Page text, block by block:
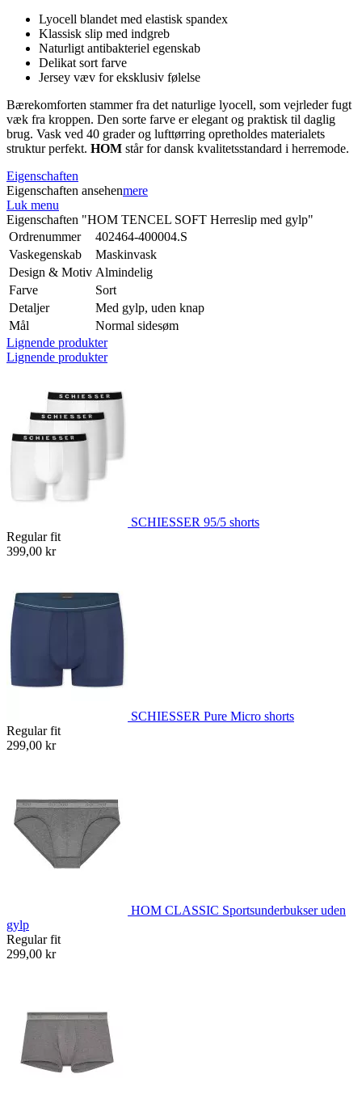
Lyocell blandet med elastisk spandex
Klassisk slip med indgreb
Naturligt antibakteriel egenskab
Delikat sort farve
Jersey væv for eksklusiv følelse
Bærekomforten stammer fra det naturlige lyocell, som vejrleder fugt
væk fra kroppen. Den sorte farve er elegant og praktisk til daglig
brug. Vask ved 40 grader og lufttørring opretholdes materialets
struktur perfekt. HOM står for dansk kvalitetsstandard i herremode.
Eigenschaften
Eigenschaften ansehenmere
Luk menu
Eigenschaften "HOM TENCEL SOFT Herreslip med gylp"
Ordrenummer
402464-400004.S
Vaskegenskab
Maskinvask
Design & Motiv Almindelig
Farve
Sort
Detaljer
Med gylp, uden knap
Mål
Normal sidesøm
Lignende produkter
Lignende produkter
SCHIESSER 95/5 shorts
Regular fit
399,00 kr
SCHIESSER Pure Micro shorts
Regular fit
299,00 kr
HOM CLASSIC Sportsunderbukser uden
gylp
Regular fit
299,00 kr